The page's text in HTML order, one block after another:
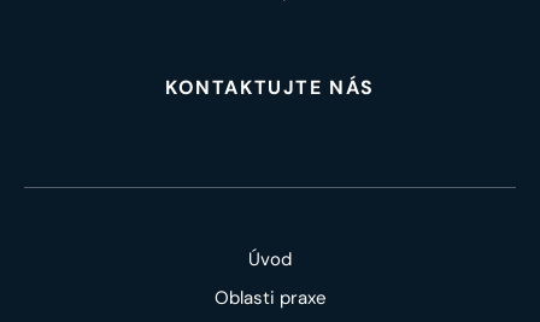
KONTAKTUJTE NÁS
Úvod
Oblasti praxe